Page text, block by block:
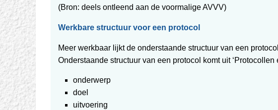
(Bron: deels ontleend aan de voormalige AVVV)
Werkbare structuur voor een protocol
Meer werkbaar lijkt de onderstaande structuur van een
Onderstaande structuur van een protocol komt uit
onderwerp
doel
uitvoering